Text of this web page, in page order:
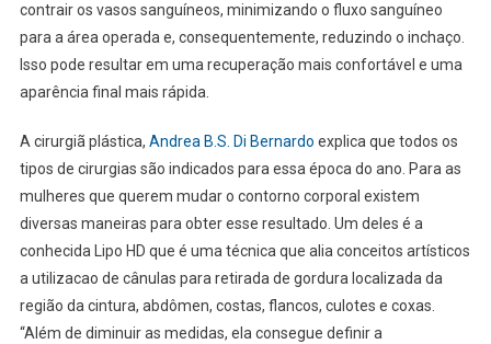
contrair os vasos sanguíneos, minimizando o fluxo sanguíneo
para a área operada e, consequentemente, reduzindo o inchaço.
Isso pode resultar em uma recuperação mais confortável e uma
aparência final mais rápida.
A cirurgiã plástica, Andrea B.S. Di Bernardo explica que todos os
tipos de cirurgias são indicados para essa época do ano. Para as
mulheres que querem mudar o contorno corporal existem
diversas maneiras para obter esse resultado. Um deles é a
conhecida Lipo HD que é uma técnica que alia conceitos artísticos
a utilizacao de cânulas para retirada de gordura localizada da
região da cintura, abdômen, costas, flancos, culotes e coxas.
“Além de diminuir as medidas, ela consegue definir a